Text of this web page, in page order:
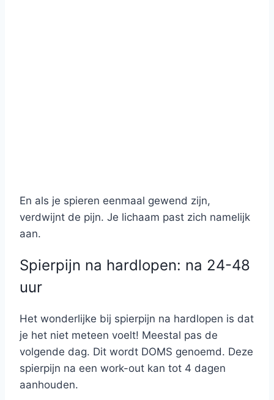
En als je spieren eenmaal gewend zijn,
verdwijnt de pijn. Je lichaam past zich namelijk
aan.
Spierpijn na hardlopen: na 24-48
uur
Het wonderlijke bij spierpijn na hardlopen is dat
je het niet meteen voelt! Meestal pas de
volgende dag. Dit wordt DOMS genoemd. Deze
spierpijn na een work-out kan tot 4 dagen
aanhouden.